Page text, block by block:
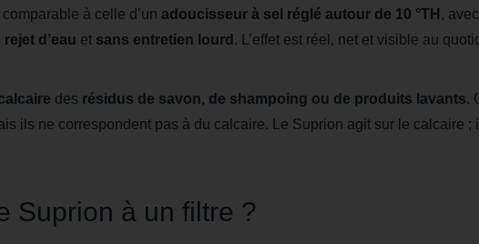
à celle d’un adoucisseur à sel réglé autour de 10 °TH ,
d’eau et sans entretien lourd . L’effet est réel, net et visible au
des résidus de savon, de shampoing ou de produits lavants.
ils ne correspondent pas à du calcaire. Le Suprion agit sur le calcaire ;
Suprion à un filtre ?